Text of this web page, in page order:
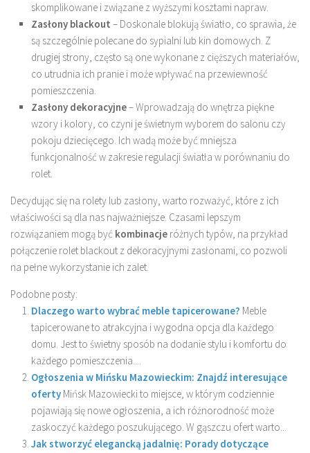
skomplikowane i związane z wyższymi kosztami napraw.
Zasłony blackout – Doskonale blokują światło, co sprawia, że
są szczególnie polecane do sypialni lub kin domowych. Z
drugiej strony, często są one wykonane z cięższych materiałów,
co utrudnia ich pranie i może wpływać na przewiewność
pomieszczenia.
Zasłony dekoracyjne– Wprowadzają do wnętrza piękne
wzory i kolory, co czyni je świetnym wyborem do salonu czy
pokoju dziecięcego. Ich wadą może być mniejsza
funkcjonalność w zakresie regulacji światła w porównaniu do
rolet.
Decydując się na rolety lub zasłony, warto rozważyć, które z ich
właściwości są dla nas najważniejsze. Czasami lepszym
rozwiązaniem mogą być kombinacje różnych typów, na przykład
połączenie rolet blackout z dekoracyjnymi zasłonami, co pozwoli
na pełne wykorzystanie ich zalet.
Podobne posty:
Dlaczego warto wybrać meble tapicerowane? Meble
tapicerowane to atrakcyjna i wygodna opcja dla każdego
domu. Jest to świetny sposób na dodanie stylu i komfortu do
każdego pomieszczenia....
Ogłoszenia w Mińsku Mazowieckim: Znajdź interesujące
oferty Mińsk Mazowiecki to miejsce, w którym codziennie
pojawiają się nowe ogłoszenia, a ich różnorodność może
zaskoczyć każdego poszukującego. W gąszczu ofert warto...
Jak stworzyć elegancką jadalnię: Porady dotyczące